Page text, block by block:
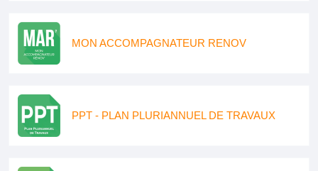
MON ACCOMPAGNATEUR RENOV
PPT - PLAN PLURIANNUEL DE TRAVAUX